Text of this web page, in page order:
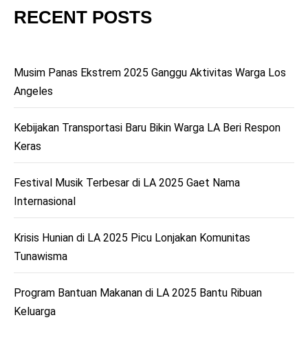
RECENT POSTS
Musim Panas Ekstrem 2025 Ganggu Aktivitas Warga Los
Angeles
Kebijakan Transportasi Baru Bikin Warga LA Beri Respon
Keras
Festival Musik Terbesar di LA 2025 Gaet Nama
Internasional
Krisis Hunian di LA 2025 Picu Lonjakan Komunitas
Tunawisma
Program Bantuan Makanan di LA 2025 Bantu Ribuan
Keluarga